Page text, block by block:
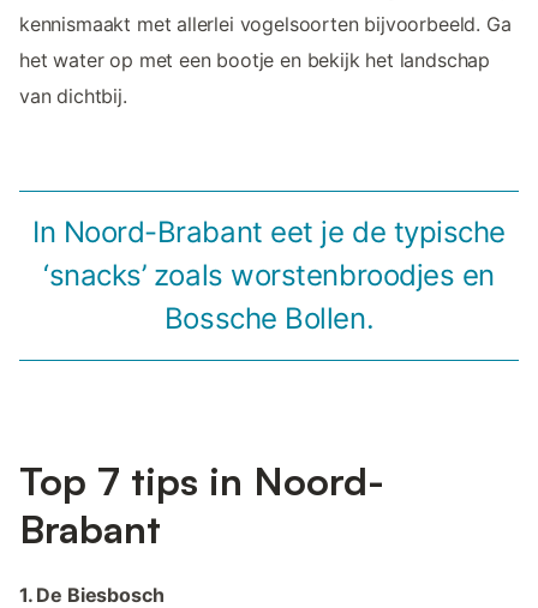
kennismaakt met allerlei vogelsoorten bijvoorbeeld. Ga
het water op met een bootje en bekijk het landschap
van dichtbij.
In Noord-Brabant eet je de typische
‘snacks’ zoals worstenbroodjes en
Bossche Bollen.
Top 7 tips in Noord-
Brabant
1. De Biesbosch